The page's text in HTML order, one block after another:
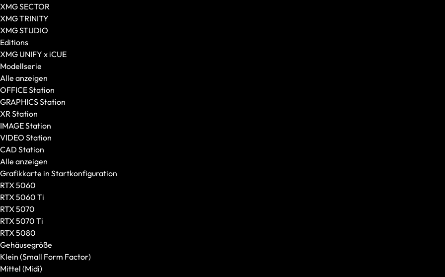
XMG SECTOR
XMG TRINITY
XMG STUDIO
Editions
XMG UNIFY x iCUE
Modellserie
Alle anzeigen
OFFICE Station
GRAPHICS Station
XR Station
IMAGE Station
VIDEO Station
CAD Station
Alle anzeigen
Grafikkarte in Startkonfiguration
RTX 5060
RTX 5060 Ti
RTX 5070
RTX 5070 Ti
RTX 5080
Gehäusegröße
Klein (Small Form Factor)
Mittel (Midi)
Tastaturen